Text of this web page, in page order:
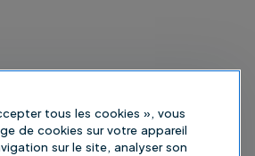
tous les cookies », vous
de cookies sur votre appareil
sur le site, analyser son